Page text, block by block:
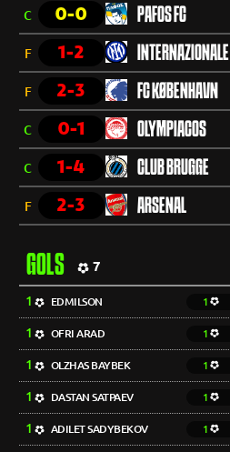
C 0-0 PAFOS FC
F 1-2 INTERNAZIONALE
F 2-3 FC KØBENHAVN
C 0-1 OLYMPIACOS
C 1-4 CLUB BRUGGE
F 2-3 ARSENAL
GOLS 7
1 EDMILSON 1
1 OFRI ARAD 1
1 OLZHAS BAYBEK 1
1 DASTAN SATPAEV 1
1 ADILET SADYBEKOV 1